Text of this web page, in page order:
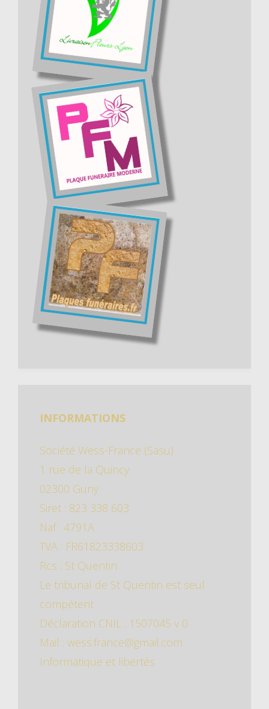
INFORMATIONS
Société Wess-France (Sasu)
1 rue de la Quincy
02300 Guny
Siret : 823 338 603
Naf : 4791A
TVA : FR61823338603
Rcs : St Quentin
Le tribunal de St Quentin est seul
compétent
Déclaration CNIL : 1507045 v 0
Mail : wess.france@gmail.com
Informatique et libertés